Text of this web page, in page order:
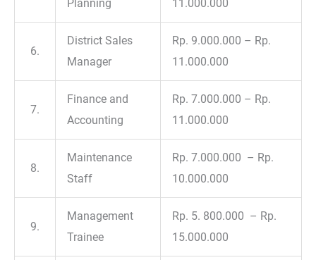
Planning
11.000.000
6.
District Sales
Manager
Rp. 9.000.000 – Rp.
11.000.000
7.
Finance and
Accounting
Rp. 7.000.000 – Rp.
11.000.000
8.
Maintenance
Staff
Rp. 7.000.000 – Rp.
10.000.000
9.
Management
Trainee
Rp. 5. 800.000 – Rp.
15.000.000